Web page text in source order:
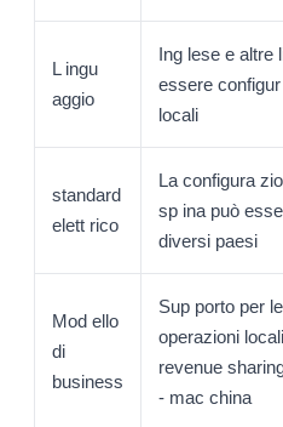
L ingu
aggio
Ing lese e altre
essere
locali
standard
elett rico
La configura
sp ina può
diversi paesi
Mod ello
di
business
Sup porto per
operazioni
revenue
- mac china